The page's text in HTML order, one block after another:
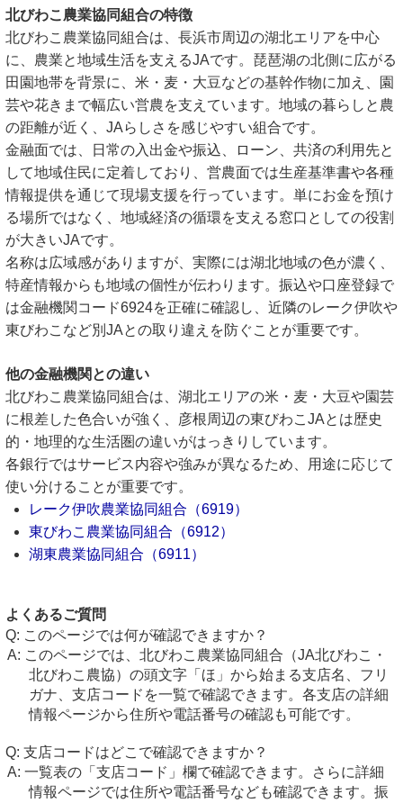
北びわこ農業協同組合の特徴
北びわこ農業協同組合は、長浜市周辺の湖北エリアを中心
に、農業と地域生活を支えるJAです。琵琶湖の北側に広がる
田園地帯を背景に、米・麦・大豆などの基幹作物に加え、園
芸や花きまで幅広い営農を支えています。地域の暮らしと農
の距離が近く、JAらしさを感じやすい組合です。
金融面では、日常の入出金や振込、ローン、共済の利用先と
して地域住民に定着しており、営農面では生産基準書や各種
情報提供を通じて現場支援を行っています。単にお金を預け
る場所ではなく、地域経済の循環を支える窓口としての役割
が大きいJAです。
名称は広域感がありますが、実際には湖北地域の色が濃く、
特産情報からも地域の個性が伝わります。振込や口座登録で
は金融機関コード6924を正確に確認し、近隣のレーク伊吹や
東びわこなど別JAとの取り違えを防ぐことが重要です。
他の金融機関との違い
北びわこ農業協同組合は、湖北エリアの米・麦・大豆や園芸
に根差した色合いが強く、彦根周辺の東びわこJAとは歴史
的・地理的な生活圏の違いがはっきりしています。
各銀行ではサービス内容や強みが異なるため、用途に応じて
使い分けることが重要です。
レーク伊吹農業協同組合（6919）
東びわこ農業協同組合（6912）
湖東農業協同組合（6911）
よくあるご質問
このページでは何が確認できますか？
このページでは、北びわこ農業協同組合（JA北びわこ・
北びわこ農協）の頭文字「ほ」から始まる支店名、フリ
ガナ、支店コードを一覧で確認できます。各支店の詳細
情報ページから住所や電話番号の確認も可能です。
支店コードはどこで確認できますか？
一覧表の「支店コード」欄で確認できます。さらに詳細
情報ページでは住所や電話番号なども確認できます。振